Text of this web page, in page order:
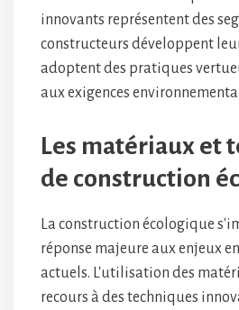
innovants représentent des
constructeurs développent
adoptent des pratiques
aux exigences
Les matériaux et
de construction
La construction écologique
réponse majeure aux enjeux
actuels. L'utilisation des
recours à des techniques